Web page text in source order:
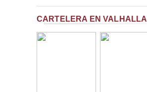
CARTELERA EN VALHALLA